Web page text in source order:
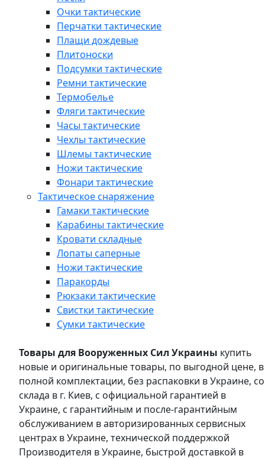
Очки тактические
Перчатки тактические
Плащи дождевые
Плитоноски
Подсумки тактические
Ремни тактические
Термобелье
Фляги тактические
Часы тактические
Чехлы тактические
Шлемы тактические
Ножи тактические
Фонари тактические
Тактическое снаряжение
Гамаки тактические
Карабины тактические
Кровати складные
Лопаты саперные
Ножи тактические
Паракорды
Рюкзаки тактические
Свистки тактические
Сумки тактические
Товары для Вооруженных Сил Украины купить
новые и оригинальные товары, по выгодной цене, в
полной комплектации, без распаковки в Украине, со
склада в г. Киев, с официальной гарантией в
Украине, с гарантийным и после-гарантийным
обслуживанием в авторизированных сервисных
центрах в Украине, технической поддержкой
Производителя в Украине, быстрой доставкой в